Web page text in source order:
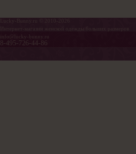
Интернет-магазин женской одежды больших размеров
info@lucky-bunny.ru
8-495-726-44-86